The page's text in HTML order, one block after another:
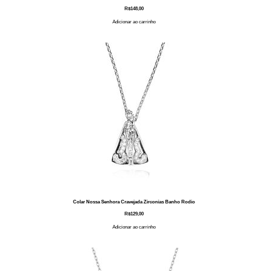
R$148,00
Adicionar ao carrinho
Colar Nossa Senhora Cravejada Zirconias Banho Rodio
R$129,00
Adicionar ao carrinho